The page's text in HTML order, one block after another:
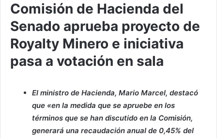
Comisión de Hacienda del
Senado aprueba proyecto de
Royalty Minero e iniciativa
pasa a votación en sala
El ministro de Hacienda, Mario Marcel, destacó
que «en la medida que se apruebe en los
términos que se han discutido en la Comisión,
generará una recaudación anual de 0,45% del